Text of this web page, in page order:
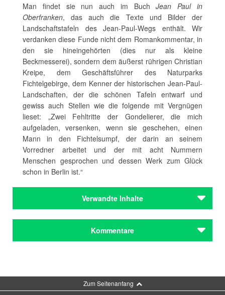
Man findet sie nun auch im BuchJean Paul in
Oberfranken, das auch die Texte und Bilder der
Landschaftstafeln des Jean-Paul-Wegs enthält. Wir
verdanken diese Funde nicht dem Romankommentar, in
den sie hineingehörten (dies nur als kleine
Beckmesserei), sondern dem äußerst rührigen Christian
Kreipe, dem Geschäftsführer des Naturparks
Fichtelgebirge, dem Kenner der historischen Jean-Paul-
Landschaften, der die schönen Tafeln entwarf und
gewiss auch Stellen wie die folgende mit Vergnügen
lieset: „Zwei Fehltritte der Gondelierer, die mich
aufgeladen, versenken, wenn sie geschehen, einen
Mann in den Fichtelsumpf, der darin an seinem
Vorredner arbeitet und der mit acht Nummern
Menschen gesprochen und dessen Werk zum Glück
schon in Berlin ist.“
Verwandte Inhalte
Kommentare
Zum Seitenanfang